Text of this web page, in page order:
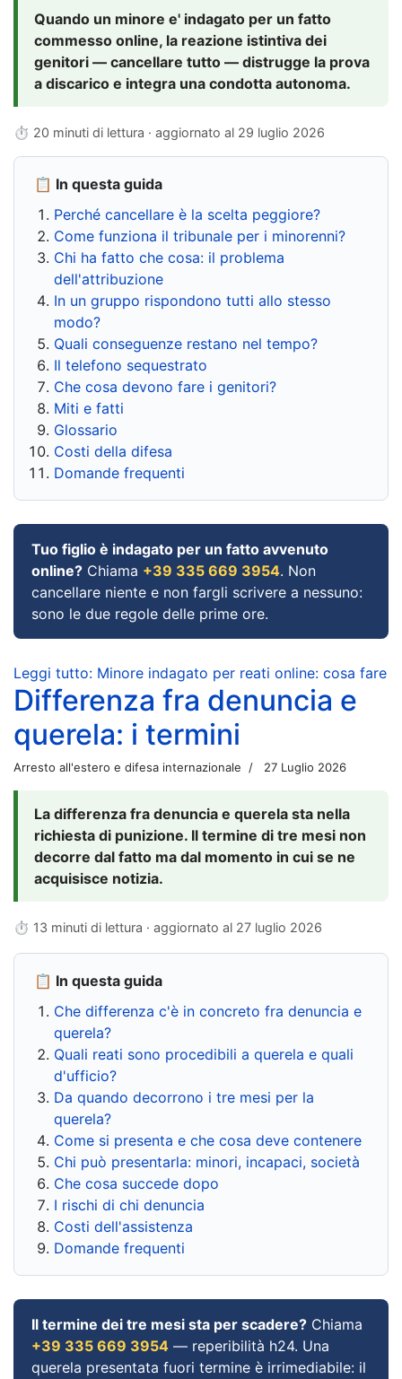
Quando un minore e' indagato per un fatto
commesso online, la reazione istintiva dei
genitori — cancellare tutto — distrugge la prova
a discarico e integra una condotta autonoma.
⏱ 20 minuti di lettura · aggiornato al 29 luglio 2026
📋 In questa guida
Perché cancellare è la scelta peggiore?
Come funziona il tribunale per i minorenni?
Chi ha fatto che cosa: il problema
dell'attribuzione
In un gruppo rispondono tutti allo stesso
modo?
Quali conseguenze restano nel tempo?
Il telefono sequestrato
Che cosa devono fare i genitori?
Miti e fatti
Glossario
Costi della difesa
Domande frequenti
Tuo figlio è indagato per un fatto avvenuto
online? Chiama +39 335 669 3954. Non
cancellare niente e non fargli scrivere a nessuno:
sono le due regole delle prime ore.
Leggi tutto: Minore indagato per reati online: cosa fare
Differenza fra denuncia e
querela: i termini
Arresto all'estero e difesa internazionale 27 Luglio 2026
La differenza fra denuncia e querela sta nella
richiesta di punizione. Il termine di tre mesi non
decorre dal fatto ma dal momento in cui se ne
acquisisce notizia.
⏱ 13 minuti di lettura · aggiornato al 27 luglio 2026
📋 In questa guida
Che differenza c'è in concreto fra denuncia e
querela?
Quali reati sono procedibili a querela e quali
d'ufficio?
Da quando decorrono i tre mesi per la
querela?
Come si presenta e che cosa deve contenere
Chi può presentarla: minori, incapaci, società
Che cosa succede dopo
I rischi di chi denuncia
Costi dell'assistenza
Domande frequenti
Il termine dei tre mesi sta per scadere? Chiama
+39 335 669 3954 — reperibilità h24. Una
querela presentata fuori termine è irrimediabile: il